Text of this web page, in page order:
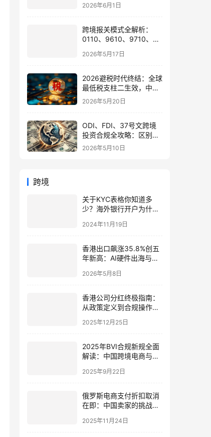
会有何影响
2026年6月1日
跨境报关模式全解析：
0110、9610、9710、
别与最佳应用场景
2026年5月17日
2026避税时代终结：全球
最低税支柱二生效，中国
企业家海外公司合规3大
2026年5月20日
ODI、FDI、37号文跨境
投资合规全攻略：区别、
备案流程与政策详解（附
2026年5月10日
跨境
关于KYC表格你知道多
少？海外银行开户为什么
2024年11月19日
香港出口飙涨35.8%创五
年新高：AI硬件出海与海
2026年5月8日
香港公司分红终极指南：
从政策定义到合规操作，
与税务优化
2025年12月25日
2025年BVI合规新规全面
解读：中国跨境电商与离
报、经济实质、受益所有
2025年9月22日
俄罗斯电商支付折扣取消
在即：中国卖家的挑战、
2025年11月24日